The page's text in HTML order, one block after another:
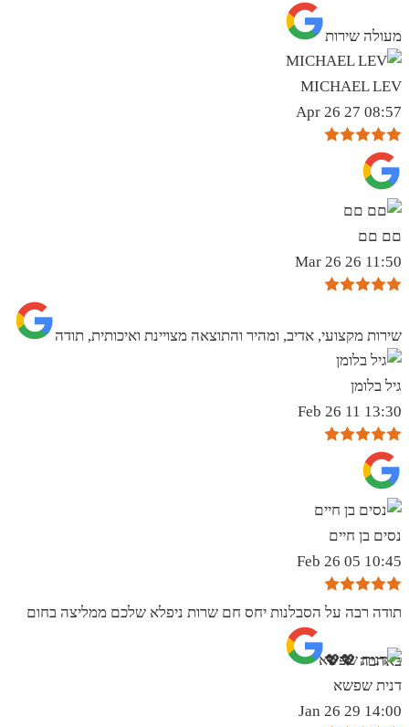
מעולה שירות
MICHAEL LEV
08:57 27 Apr 26
םם םם
11:50 26 Mar 26
שירות מקצועי, אדיב, ומהיר והתוצאה מצויינת ואיכותית, תודה
גיל בלומן
13:30 11 Feb 26
נסים בן חיים
10:45 05 Feb 26
תודה רבה על הסבלנות יחס חם שרות ניפלא שלכם ממליצה בחום
באהבה 💖💖
דנית שפשא
14:00 29 Jan 26